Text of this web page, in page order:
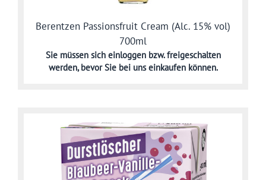
Berentzen Passionsfruit Cream (Alc. 15% vol)
700ml
Sie müssen sich einloggen bzw. freigeschalten
werden,bevor Sie bei uns einkaufen können.